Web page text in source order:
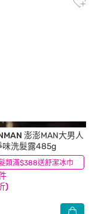
類滿$388送舒潔冰巾
澎澎MAN大男人
味洗髮露485g
)
(0)